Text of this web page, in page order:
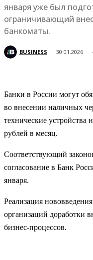
января уже был
ограничивающий
банкоматы.
BUSINESS 30.01.2026
Банки в России могут
во внесении наличных
технические
рублей в месяц.
Соответствующий
согласование в Банк
января.
Реализация
организаций доработки
бизнес-процессов.